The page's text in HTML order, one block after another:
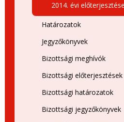
2014. évi
Határozatok
Jegyzőkönyvek
Bizottsági meghívók
Bizottsági előterjesztések
Bizottsági határozatok
Bizottsági jegyzőkönyvek